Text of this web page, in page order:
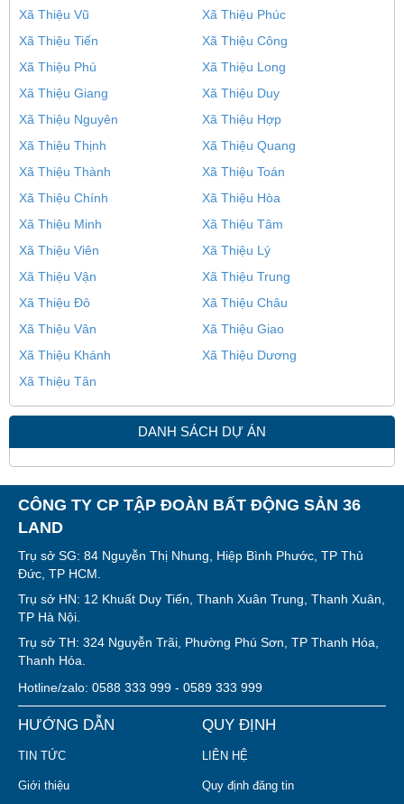
Xã Thiệu Vũ
Xã Thiệu Phúc
Xã Thiệu Tiến
Xã Thiệu Công
Xã Thiệu Phú
Xã Thiệu Long
Xã Thiệu Giang
Xã Thiệu Duy
Xã Thiệu Nguyên
Xã Thiệu Hợp
Xã Thiệu Thịnh
Xã Thiệu Quang
Xã Thiệu Thành
Xã Thiệu Toán
Xã Thiệu Chính
Xã Thiệu Hòa
Xã Thiệu Minh
Xã Thiệu Tâm
Xã Thiệu Viên
Xã Thiệu Lý
Xã Thiệu Vận
Xã Thiệu Trung
Xã Thiệu Đô
Xã Thiệu Châu
Xã Thiệu Vân
Xã Thiệu Giao
Xã Thiệu Khánh
Xã Thiệu Dương
Xã Thiệu Tân
DANH SÁCH DỰ ÁN
CÔNG TY CP TẬP ĐOÀN BẤT ĐỘNG SẢN 36
LAND
Trụ sở SG: 84 Nguyễn Thị Nhung, Hiệp Bình Phước, TP Thủ
Đức, TP HCM.
Trụ sở HN: 12 Khuất Duy Tiến, Thanh Xuân Trung, Thanh Xuân,
TP Hà Nội.
Trụ sở TH: 324 Nguyễn Trãi, Phường Phú Sơn, TP Thanh Hóa,
Thanh Hóa.
Hotline/zalo: 0588 333 999 - 0589 333 999
HƯỚNG DẪN
TIN TỨC
Giới thiệu
QUY ĐỊNH
LIÊN HỆ
Quy định đăng tin